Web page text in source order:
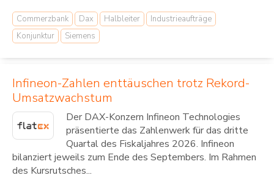
Commerzbank Dax Halbleiter
Industrieaufträge
Konjunktur
Siemens
Infineon-Zahlen enttäuschen trotz Rekord-
Umsatzwachstum
Der DAX-Konzern Infineon Technologies
präsentierte das Zahlenwerk für das dritte
Quartal des Fiskaljahres 2026. Infineon
bilanziert jeweils zum Ende des Septembers. Im Rahmen
des Kursrutsches...